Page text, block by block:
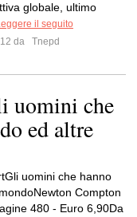
globale, ultimo
il seguito
da
Tnepd
uomini che
ed altre
uomini che hanno
Compton
480 - Euro 6,90Da